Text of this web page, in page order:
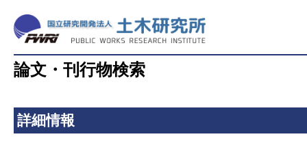
論文・刊行物検索
詳細情報